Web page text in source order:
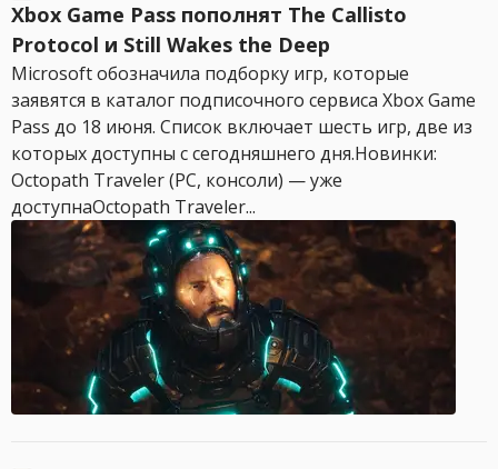
Xbox Game Pass пополнят The Callisto
Protocol и Still Wakes the Deep
Microsoft обозначила подборку игр, которые
заявятся в каталог подписочного сервиса Xbox Game
Pass до 18 июня. Список включает шесть игр, две из
которых доступны с сегодняшнего дня.Новинки:
Octopath Traveler (PC, консоли) — уже
доступнаOctopath Traveler...